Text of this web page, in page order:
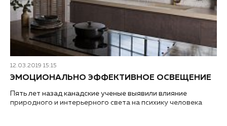
12.03.2019 15:15
ЭМОЦИОНАЛЬНО ЭФФЕКТИВНОЕ ОСВЕЩЕНИЕ
Пять лет назад канадские ученые выявили влияние
природного и интерьерного света на психику человека